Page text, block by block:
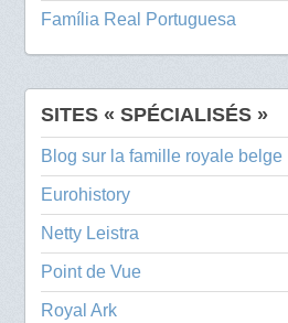
Família Real Portuguesa
SITES « SPÉCIALISÉS »
Blog sur la famille royale belge
Eurohistory
Netty Leistra
Point de Vue
Royal Ark